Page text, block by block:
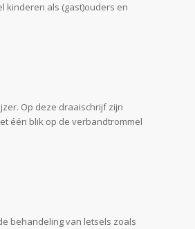
kinderen als (gast)ouders en
Op deze draaischrijf zijn
één blik op de verbandtrommel
behandeling van letsels zoals